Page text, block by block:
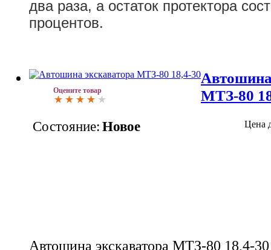
два раза, а остаток протектора
процентов.
Оцените товар
МТЗ-80
Состояние: Новое Цена
Автошина экскаватора МТЗ-80 18,4-30